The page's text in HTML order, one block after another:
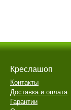
Креслашоп
Контакты
Доставка и оплата
Гарантии